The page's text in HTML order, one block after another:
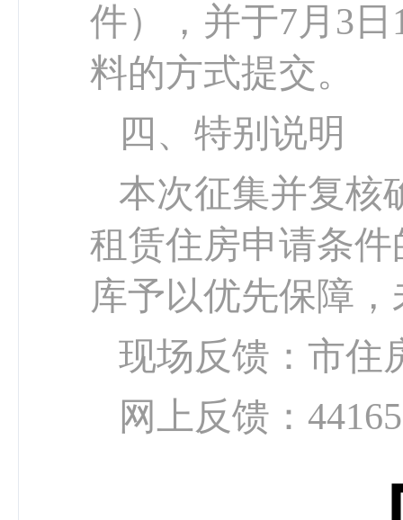
件），并于7月3
料的方式提交。
四、特别说明
本次征集并复核
租赁住房申请条
库予以优先保障
现场反馈：市住
网上反馈：